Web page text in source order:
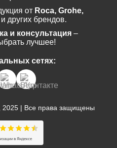
от Roca, Grohe,
и других брендов.
и консультация –
лучшее!
сетях:
2025 | Все права защищены